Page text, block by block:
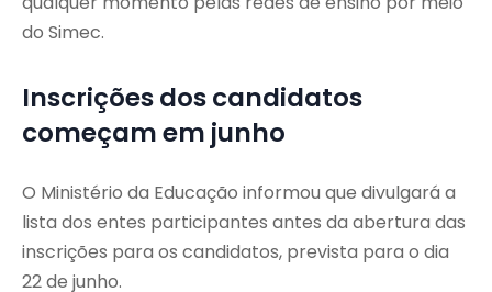
do Simec.
Inscrições dos candidatos
começam em junho
O Ministério da Educação informou que divulgará a
lista dos entes participantes antes da abertura das
inscrições para os candidatos, prevista para o dia
22 de junho.